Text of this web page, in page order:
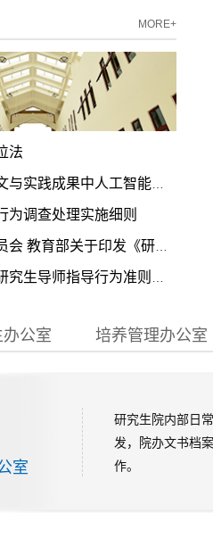
MORE+
法
成果中人工智能工具使用指南
为调查处理实施细则
专业目录（2022年）》《研究生教育学科专业目录管理办法》的通知
行为准则》的通知 教研〔2020〕12号
公室 培养管理办公室
室
研究生院内部日
发，院办文书档
作。